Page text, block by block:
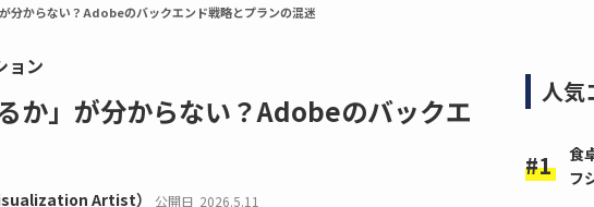
分からない？Adobeのバックエンド戦略とプランの混迷
ョン
か」が分からない？Adobeのバックエ
Artist） 公開日 2026.5.11
人気
食
フ